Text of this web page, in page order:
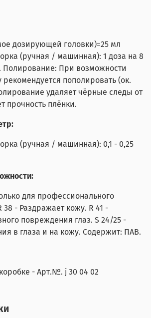
дозирующей головки)=25 мл
(ручная / машинная): 1 доза на 8
Полирование: При возможности
пополировать (ок.
удаляет чёрные следы от
прочность плёнки.
(ручная / машинная): 0,1 - 0,25
для профессионального
38 - Раздражает кожу. R 41 -
повреждения глаз. S 24/25 -
в глаза и на кожу. Содержит: ПАВ.
- Арт.№. j 30 04 02